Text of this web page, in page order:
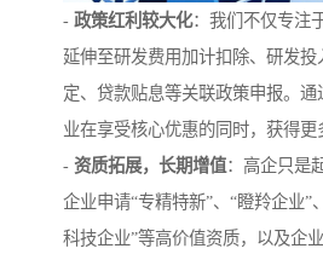
- 政策红利较大化：我们不仅专注
延伸至研发费用加计扣除、研发
定、贷款贴息等关联政策申报。
业在享受核心优惠的同时，获得更
- 资质拓展，长期增值：高企只是
企业申请“专精特新”、“瞪羚企业”
科技企业”等高价值资质，以及企